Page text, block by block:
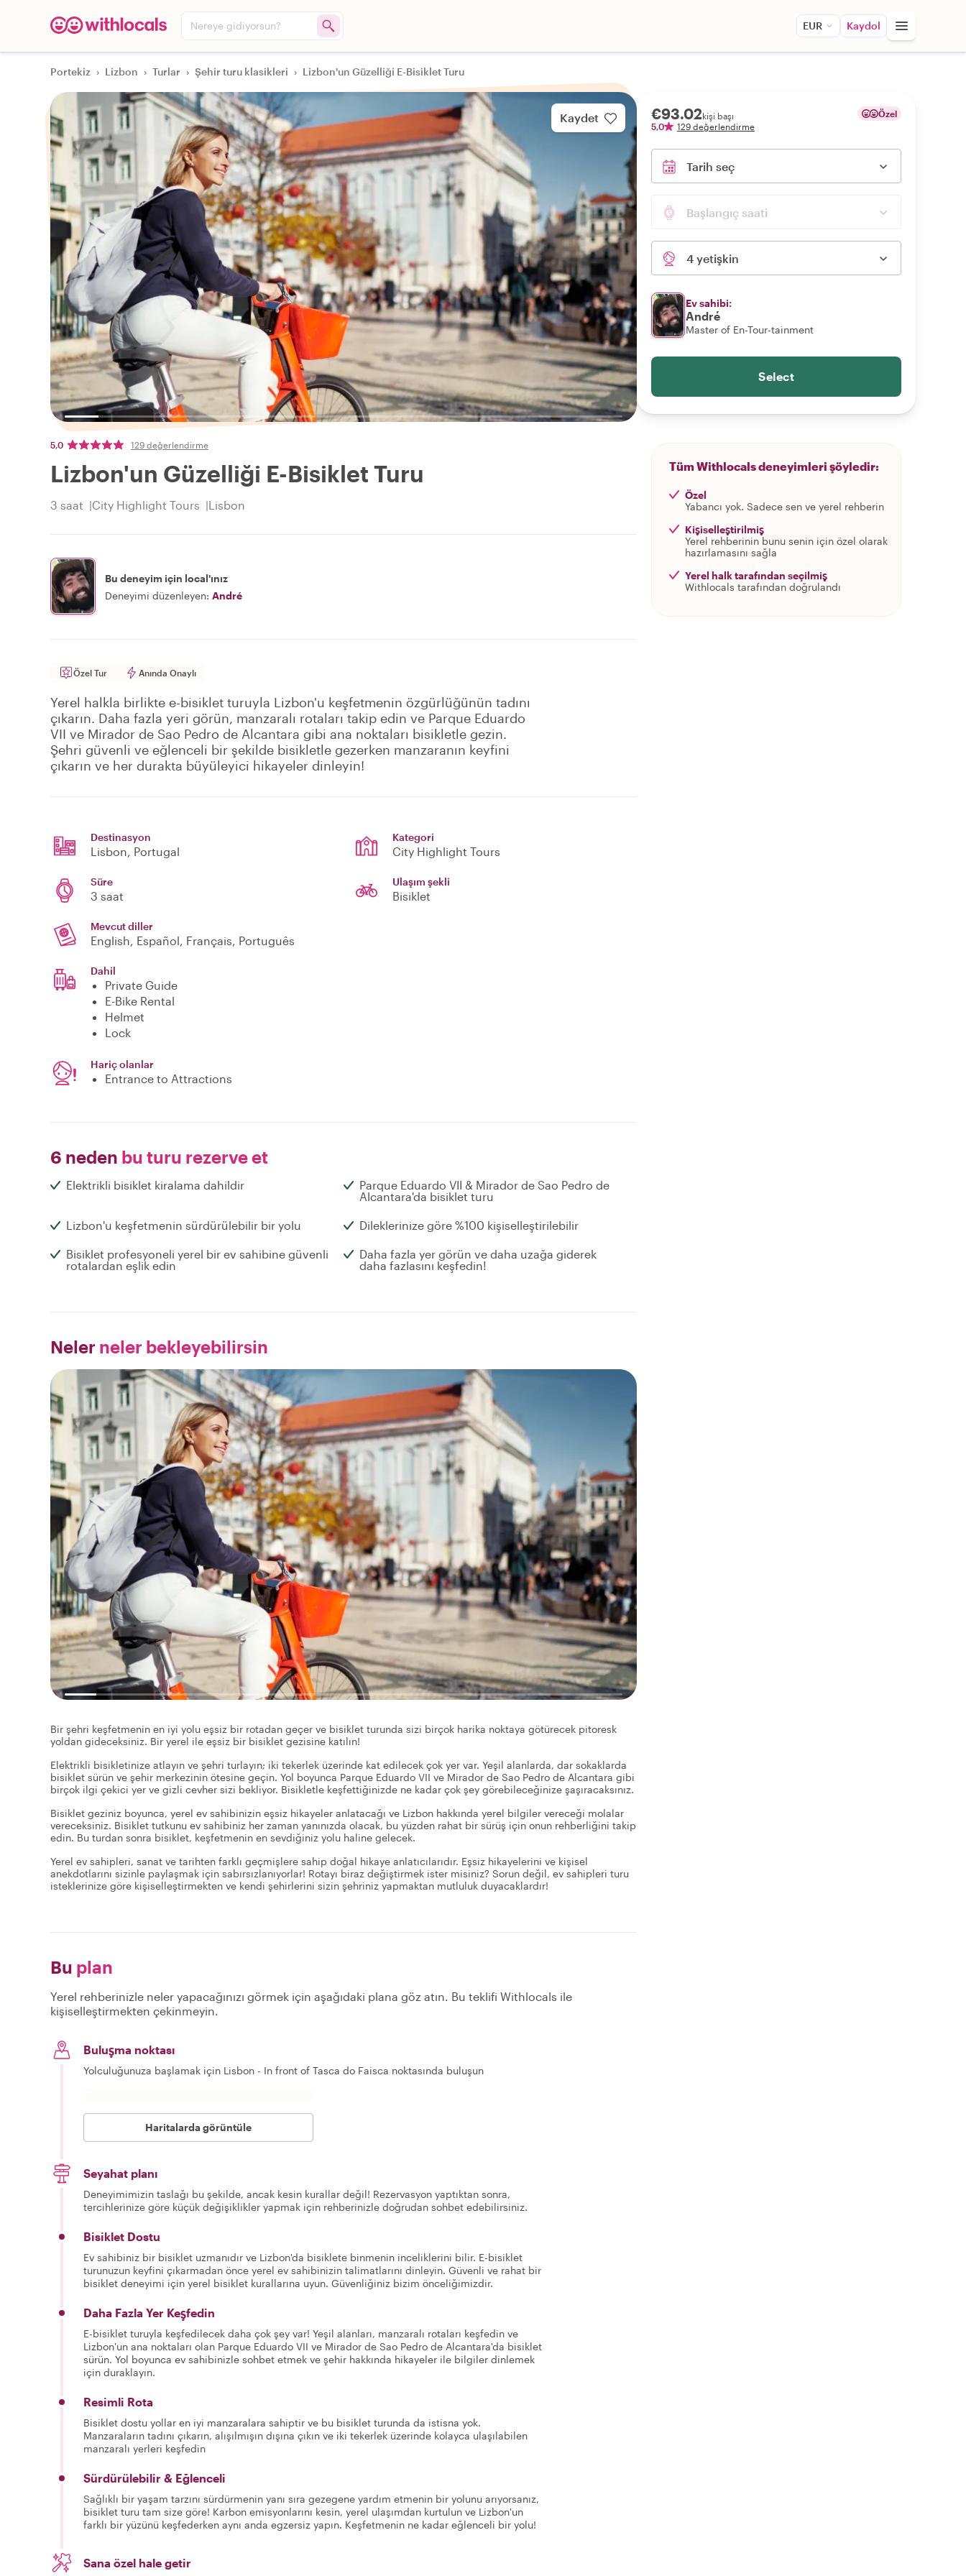
Nereye gidiyorsun? EUR Kaydol
Portekiz › Lizbon › Turlar › Şehir turu klasikleri › Lizbon'un Güzelliği E-Bisiklet Turu
Kaydet
5,0 129 değerlendirme
Lizbon'un Güzelliği E-Bisiklet Turu
3 saat City Highlight Tours Lisbon
Bu deneyim için local'ınız
Deneyimi düzenleyen: André
Özel Tur Anında Onaylı
Yerel halkla birlikte e-bisiklet turuyla Lizbon'u keşfetmenin özgürlüğünün tadını
çıkarın. Daha fazla yeri görün, manzaralı rotaları takip edin ve Parque Eduardo
VII ve Mirador de Sao Pedro de Alcantara gibi ana noktaları bisikletle gezin.
Şehri güvenli ve eğlenceli bir şekilde bisikletle gezerken manzaranın keyfini
çıkarın ve her durakta büyüleyici hikayeler dinleyin!
Destinasyon
Lisbon, Portugal
Kategori
City Highlight Tours
Süre
3 saat
Ulaşım şekli
Bisiklet
Mevcut diller
English, Español, Français, Português
Dahil
Private Guide
E-Bike Rental
Helmet
Lock
Hariç olanlar
Entrance to Attractions
6 neden bu turu rezerve et
Elektrikli bisiklet kiralama dahildir
Parque Eduardo VII & Mirador de Sao Pedro de
Alcantara'da bisiklet turu
Lizbon'u keşfetmenin sürdürülebilir bir yolu Dileklerinize göre %100 kişiselleştirilebilir
Bisiklet profesyoneli yerel bir ev sahibine güvenli
rotalardan eşlik edin
Daha fazla yer görün ve daha uzağa giderek
daha fazlasını keşfedin!
Neler neler bekleyebilirsin
Bir şehri keşfetmenin en iyi yolu eşsiz bir rotadan geçer ve bisiklet turunda sizi birçok harika noktaya götürecek pitoresk
yoldan gideceksiniz. Bir yerel ile eşsiz bir bisiklet gezisine katılın!
Elektrikli bisikletinize atlayın ve şehri turlayın; iki tekerlek üzerinde kat edilecek çok yer var. Yeşil alanlarda, dar sokaklarda
bisiklet sürün ve şehir merkezinin ötesine geçin. Yol boyunca Parque Eduardo VII ve Mirador de Sao Pedro de Alcantara gibi
birçok ilgi çekici yer ve gizli cevher sizi bekliyor. Bisikletle keşfettiğinizde ne kadar çok şey görebileceğinize şaşıracaksınız.
Bisiklet geziniz boyunca, yerel ev sahibinizin eşsiz hikayeler anlatacağı ve Lizbon hakkında yerel bilgiler vereceği molalar
vereceksiniz. Bisiklet tutkunu ev sahibiniz her zaman yanınızda olacak, bu yüzden rahat bir sürüş için onun rehberliğini takip
edin. Bu turdan sonra bisiklet, keşfetmenin en sevdiğiniz yolu haline gelecek.
Yerel ev sahipleri, sanat ve tarihten farklı geçmişlere sahip doğal hikaye anlatıcılarıdır. Eşsiz hikayelerini ve kişisel
anekdotlarını sizinle paylaşmak için sabırsızlanıyorlar! Rotayı biraz değiştirmek ister misiniz? Sorun değil, ev sahipleri turu
isteklerinize göre kişiselleştirmekten ve kendi şehirlerini sizin şehriniz yapmaktan mutluluk duyacaklardır!
Bu plan
Yerel rehberinizle neler yapacağınızı görmek için aşağıdaki plana göz atın. Bu teklifi Withlocals ile
kişiselleştirmekten çekinmeyin.
Buluşma noktası
Yolculuğunuza başlamak için Lisbon - In front of Tasca do Faisca noktasında buluşun
Haritalarda görüntüle
Seyahat planı
Deneyimimizin taslağı bu şekilde, ancak kesin kurallar değil! Rezervasyon yaptıktan sonra,
tercihlerinize göre küçük değişiklikler yapmak için rehberinizle doğrudan sohbet edebilirsiniz.
Bisiklet Dostu
Ev sahibiniz bir bisiklet uzmanıdır ve Lizbon'da bisiklete binmenin inceliklerini bilir. E-bisiklet
turunuzun keyfini çıkarmadan önce yerel ev sahibinizin talimatlarını dinleyin. Güvenli ve rahat bir
bisiklet deneyimi için yerel bisiklet kurallarına uyun. Güvenliğiniz bizim önceliğimizdir.
Daha Fazla Yer Keşfedin
E-bisiklet turuyla keşfedilecek daha çok şey var! Yeşil alanları, manzaralı rotaları keşfedin ve
Lizbon'un ana noktaları olan Parque Eduardo VII ve Mirador de Sao Pedro de Alcantara'da bisiklet
sürün. Yol boyunca ev sahibinizle sohbet etmek ve şehir hakkında hikayeler ile bilgiler dinlemek
için duraklayın.
Resimli Rota
Bisiklet dostu yollar en iyi manzaralara sahiptir ve bu bisiklet turunda da istisna yok.
Manzaraların tadını çıkarın, alışılmışın dışına çıkın ve iki tekerlek üzerinde kolayca ulaşılabilen
manzaralı yerleri keşfedin
Sürdürülebilir & Eğlenceli
Sağlıklı bir yaşam tarzını sürdürmenin yanı sıra gezegene yardım etmenin bir yolunu arıyorsanız,
bisiklet turu tam size göre! Karbon emisyonlarını kesin, yerel ulaşımdan kurtulun ve Lizbon'un
farklı bir yüzünü keşfederken aynı anda egzersiz yapın. Keşfetmenin ne kadar eğlenceli bir yolu!
Sana özel hale getir
€93.02kişi başı
5,0
129 değerlendirme
Özel
Tarih seç
Başlangıç saati
4 yetişkin
Ev sahibi:
André
Master of En-Tour-tainment
Select
Tüm Withlocals deneyimleri şöyledir:
Özel
Yabancı yok. Sadece sen ve yerel rehberin
Kişiselleştirilmiş
Yerel rehberinin bunu senin için özel olarak
hazırlamasını sağla
Yerel halk tarafından seçilmiş
Withlocals tarafından doğrulandı